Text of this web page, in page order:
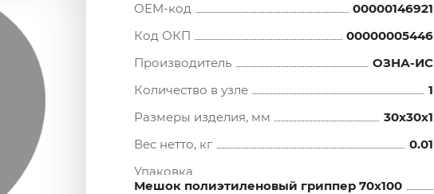
OEM-код
00000146921
Код ОКП
00000005446
Производитель
ОЗНА-ИС
Количество в узле
1
Размеры изделия, мм
30x30x1
Вес нетто, кг
0.01
Упаковка
Мешок полиэтиленовый гриппер 70х100